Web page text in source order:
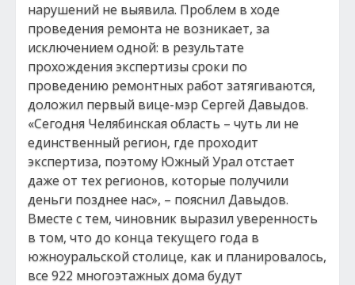
нарушений не выявила. Проблем в ходе
проведения ремонта не возникает, за
исключением одной: в результате
прохождения экспертизы сроки по
проведению ремонтных работ затягиваются,
доложил первый вице-мэр Сергей Давыдов.
«Сегодня Челябинская область – чуть ли не
единственный регион, где проходит
экспертиза, поэтому Южный Урал отстает
даже от тех регионов, которые получили
деньги позднее нас», – пояснил Давыдов.
Вместе с тем, чиновник выразил уверенность
в том, что до конца текущего года в
южноуральской столице, как и планировалось,
все 922 многоэтажных дома будут